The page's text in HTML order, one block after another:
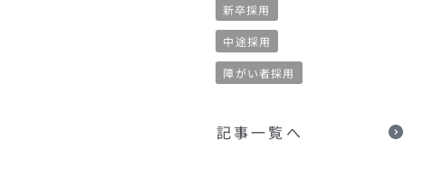
新卒採用
中途採用
障がい者採用
記事一覧へ